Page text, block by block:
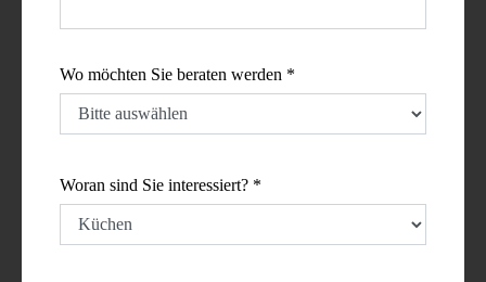
Wo möchten Sie beraten werden *
Woran sind Sie interessiert? *